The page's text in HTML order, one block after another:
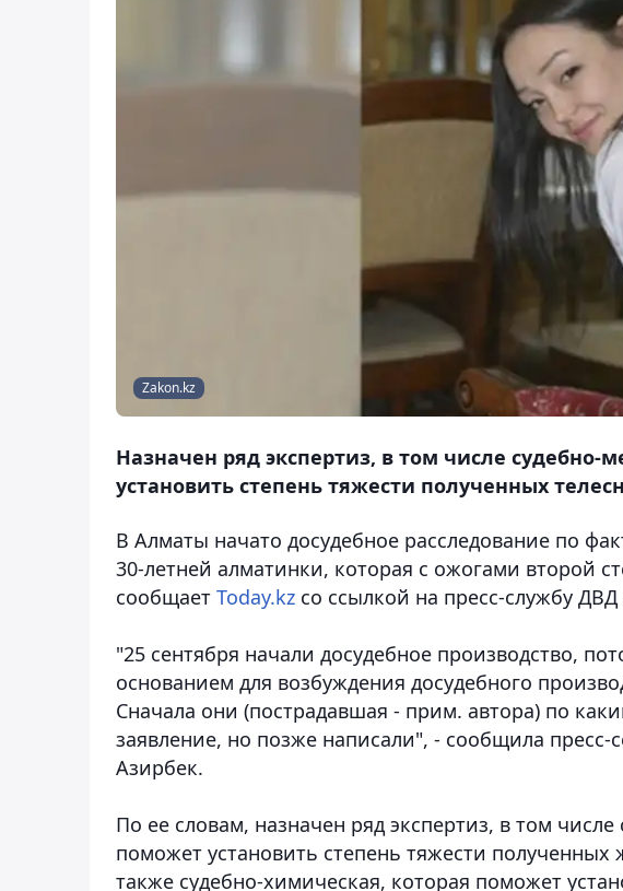
Zakon.kz
Назначен ряд экспертиз, в том числе судебно-
установить степень тяжести полученных
В Алматы начато досудебное расследование по
30-летней алматинки, которая с ожогами второй
сообщает Today.kz со ссылкой на пресс-службу ДВД
"25 сентября начали досудебное производство,
основанием для возбуждения досудебного
Сначала они (пострадавшая - прим. автора) по
заявление, но позже написали", - сообщила пресс-
Азирбек.
По ее словам, назначен ряд экспертиз, в том
поможет установить степень тяжести
также судебно-химическая, которая поможет